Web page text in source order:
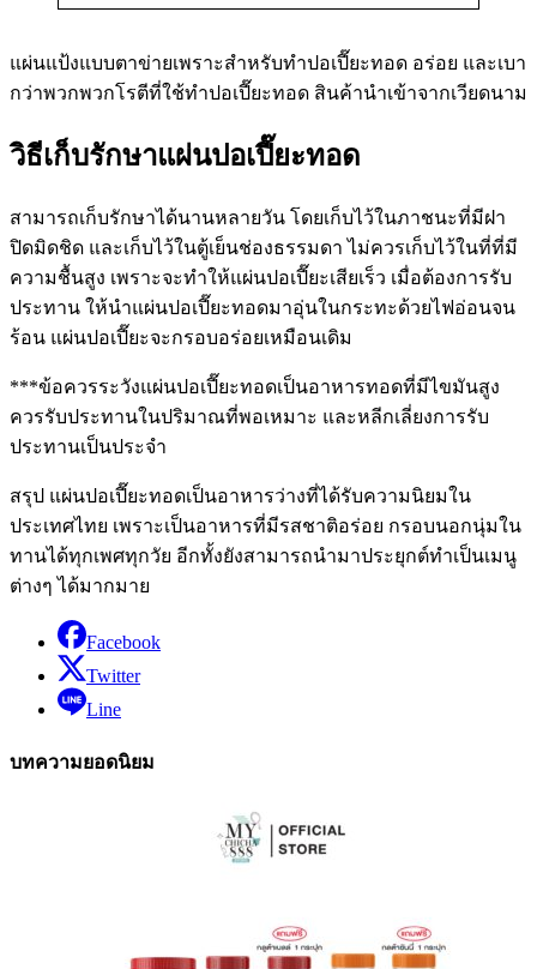
แผ่นแป้งแบบตาข่ายเพราะสำหรับทำปอเปี๊ยะทอด อร่อย และเบา
กว่าพวกพวกโรตีที่ใช้ทำปอเปี๊ยะทอด สินค้านำเข้าจากเวียดนาม
วิธีเก็บรักษาแผ่นปอเปี๊ยะทอด
สามารถเก็บรักษาได้นานหลายวัน โดยเก็บไว้ในภาชนะที่มีฝา
ปิดมิดชิด และเก็บไว้ในตู้เย็นช่องธรรมดา ไม่ควรเก็บไว้ในที่ที่มี
ความชื้นสูง เพราะจะทำให้แผ่นปอเปี๊ยะเสียเร็ว เมื่อต้องการรับ
ประทาน ให้นำแผ่นปอเปี๊ยะทอดมาอุ่นในกระทะด้วยไฟอ่อนจน
ร้อน แผ่นปอเปี๊ยะจะกรอบอร่อยเหมือนเดิม
***ข้อควรระวังแผ่นปอเปี๊ยะทอดเป็นอาหารทอดที่มีไขมันสูง
ควรรับประทานในปริมาณที่พอเหมาะ และหลีกเลี่ยงการรับ
ประทานเป็นประจำ
สรุป แผ่นปอเปี๊ยะทอดเป็นอาหารว่างที่ได้รับความนิยมใน
ประเทศไทย เพราะเป็นอาหารที่มีรสชาติอร่อย กรอบนอกนุ่มใน
ทานได้ทุกเพศทุกวัย อีกทั้งยังสามารถนำมาประยุกต์ทำเป็นเมนู
ต่างๆ ได้มากมาย
Facebook
Twitter
Line
บทความยอดนิยม